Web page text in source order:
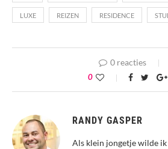
LUXE REIZEN RESIDENCE
0 reacties
0
RANDY GASPER
Als klein jongetje wilde